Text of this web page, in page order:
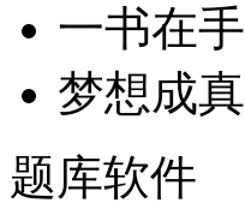
一书在手
梦想成真
题库软件